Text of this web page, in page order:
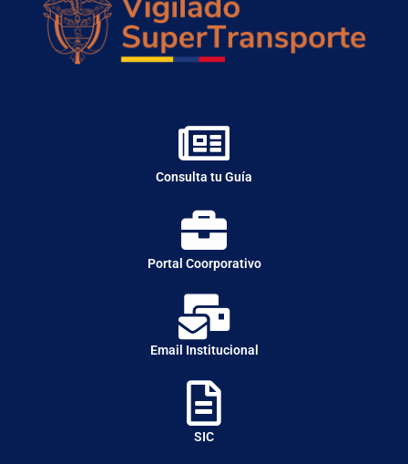
Consulta tu Guía
Portal Coorporativo
Email Institucional
SIC